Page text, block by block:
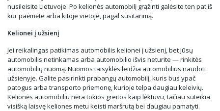
nusileisite Lietuvoje. Po kelionės automobilį grąžinti galėsite ten pat iš
kur paėmėte arba kitoje vietoje, pagal susitarimą.
Kelionei į užsienį
Jei reikalingas patikimas automobilis kelionei į užsienį, bet Jūsų
automobilis netinkamas arba automobilio išvis neturite — rinkitės
automobilių nuomą. Nuomos taisyklės leidžia automobilius naudoti
užsienyje. Galite pasirinkti prabangų automobilį, kuris bus ypač
patogus arba transporto priemonę, kurioje telpa daugiau keleivių.
Kelionės automobiliu nėra tokios greitos kaip lėktuvu, tačiau suteikia
visišką laisvę kelionės metu keisti maršrutą bei daugiau pamatyti.